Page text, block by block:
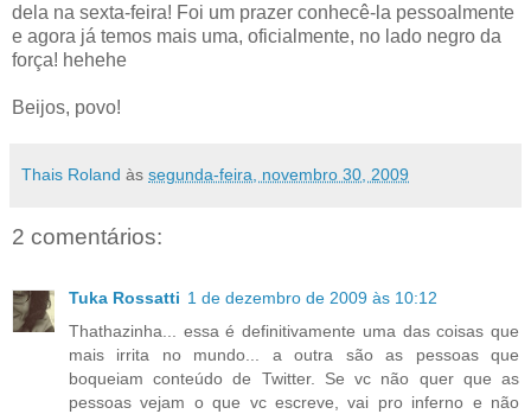
dela na sexta-feira! Foi um prazer conhecê-la pessoalmente
e agora já temos mais uma, oficialmente, no lado negro da
força! hehehe
Beijos, povo!
Thais Roland às segunda-feira, novembro 30, 2009
2 comentários:
Tuka Rossatti 1 de dezembro de 2009 às 10:12
Thathazinha... essa é definitivamente uma das coisas que
mais irrita no mundo... a outra são as pessoas que
boqueiam conteúdo de Twitter. Se vc não quer que as
pessoas vejam o que vc escreve, vai pro inferno e não